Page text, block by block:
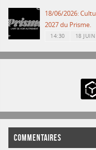
18/06/2026:
2027 du Prisme.
14:30 18
COMMENTAIRES